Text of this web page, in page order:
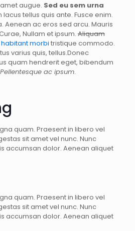
augue. Sed eu sem urna
tellus quis ante. Fusce enim.
Aenean ac eros sed arcu. Mauris
Nullam et ipsum.Aliquam
habitant morbi tristique commodo.
varius quis, tellus.Donec
quam hendrerit eget, bibendum
Pellentesque ac ipsum.
quam. Praesent in libero vel
sit amet vel nunc. Nunc
accumsan dolor. Aenean aliquet
quam. Praesent in libero vel
sit amet vel nunc. Nunc
accumsan dolor. Aenean aliquet